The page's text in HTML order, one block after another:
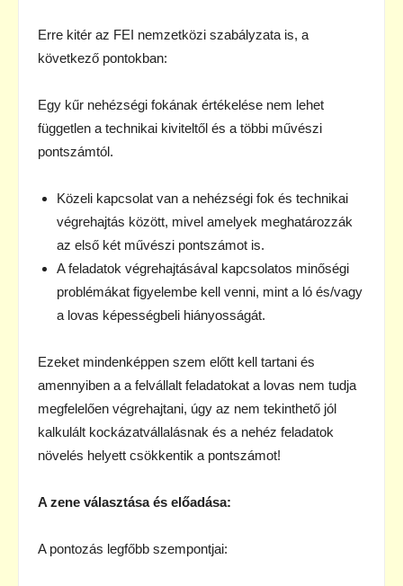
Erre kitér az FEI nemzetközi szabályzata is, a
következő pontokban:
Egy kűr nehézségi fokának értékelése nem lehet
független a technikai kiviteltől és a többi művészi
pontszámtól.
Közeli kapcsolat van a nehézségi fok és technikai
végrehajtás között, mivel amelyek meghatározzák
az első két művészi pontszámot is.
A feladatok végrehajtásával kapcsolatos minőségi
problémákat figyelembe kell venni, mint a ló és/vagy
a lovas képességbeli hiányosságát.
Ezeket mindenképpen szem előtt kell tartani és
amennyiben a a felvállalt feladatokat a lovas nem tudja
megfelelően végrehajtani, úgy az nem tekinthető jól
kalkulált kockázatvállalásnak és a nehéz feladatok
növelés helyett csökkentik a pontszámot!
A zene választása és előadása:
A pontozás legfőbb szempontjai: